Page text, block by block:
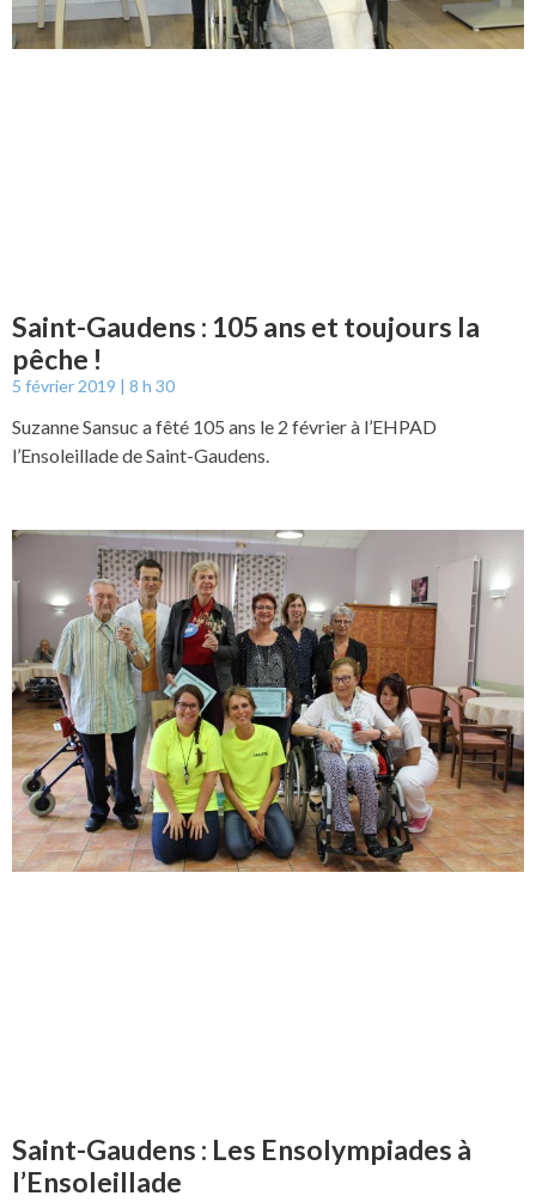
Saint-Gaudens : 105 ans et toujours la
pêche !
5 février 2019 8 h 30
Suzanne Sansuc a fêté 105 ans le 2 février à l’EHPAD
l’Ensoleillade de Saint-Gaudens.
Saint-Gaudens : Les Ensolympiades à
l’Ensoleillade